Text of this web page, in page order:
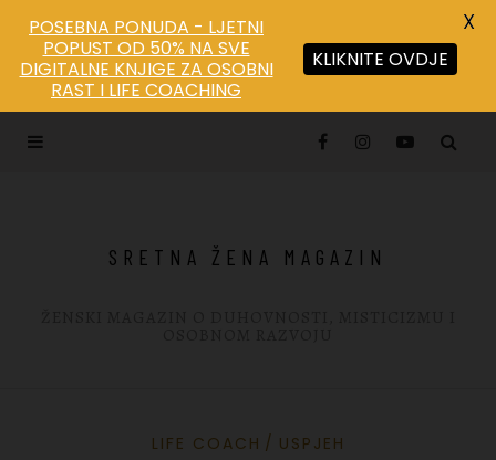
SRETNA ŽENA MAGAZIN
LIFE COACH USPJEH
POSEBNA PONUDA - LJETNI
POPUST OD 50% NA SVE
DIGITALNE KNJIGE ZA OSOBNI
RAST I LIFE COACHING
KLIKNITE OVDJE
X
Save